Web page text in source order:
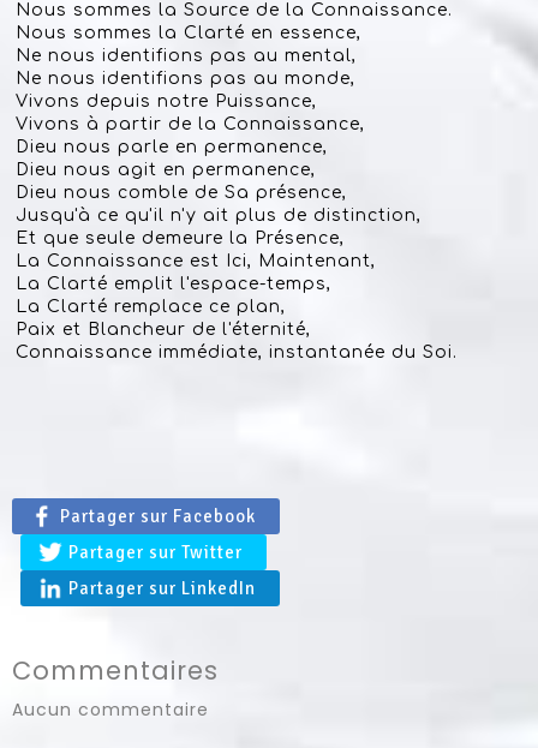
Nous sommes la Source de la Connaissance.
Nous sommes la Clarté en essence,
Ne nous identifions pas au mental,
Ne nous identifions pas au monde,
Vivons depuis notre Puissance,
Vivons à partir de la Connaissance,
Dieu nous parle en permanence,
Dieu nous agit en permanence,
Dieu nous comble de Sa présence,
Jusqu'à ce qu'il n'y ait plus de distinction,
Et que seule demeure la Présence,
La Connaissance est Ici, Maintenant,
La Clarté emplit l'espace-temps,
La Clarté remplace ce plan,
Paix et Blancheur de l'éternité,
Connaissance immédiate, instantanée du Soi.
Partager sur Facebook
Partager sur Twitter
Partager sur LinkedIn
Commentaires
Aucun commentaire